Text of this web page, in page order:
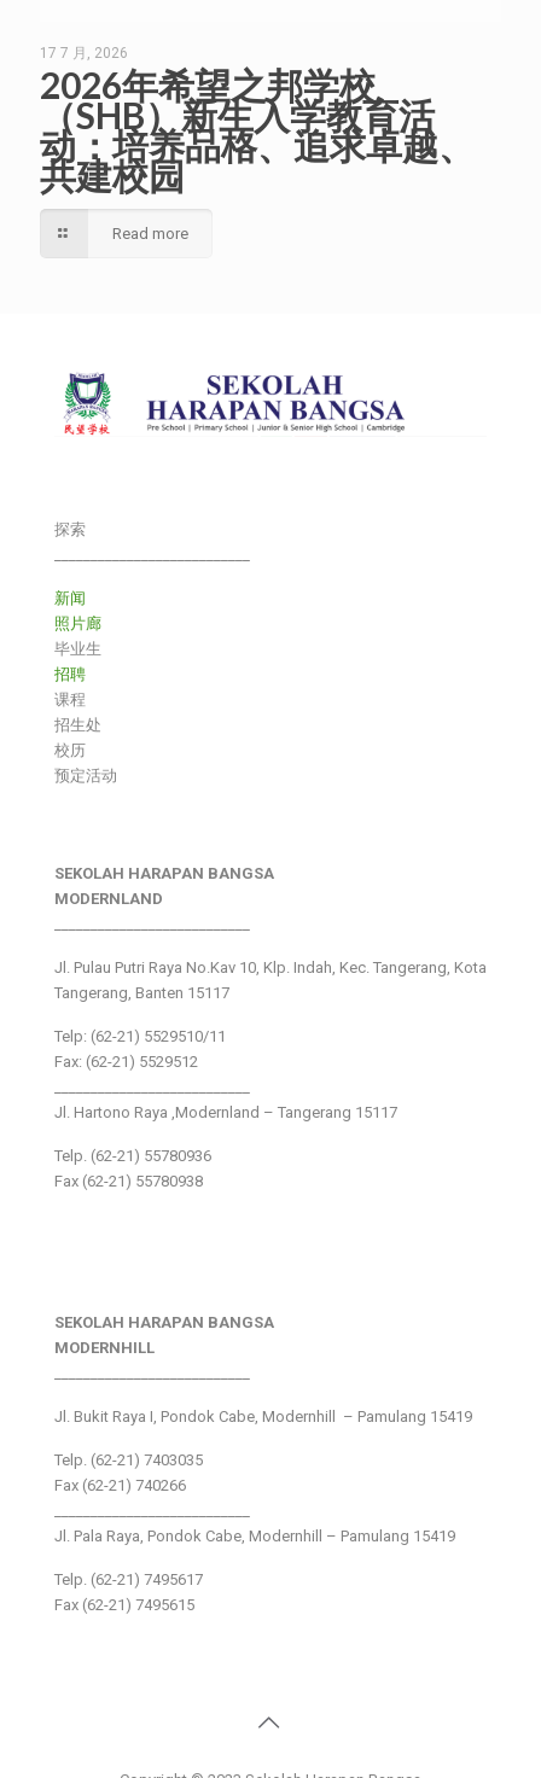
17 7 月, 2026
2026年希望之邦学校
（SHB）新生入学教育活
动：培养品格、追求卓越、
共建校园
Read more
探索
新闻
照片廊
毕业生
招聘
课程
招生处
校历
预定活动
SEKOLAH HARAPAN BANGSA
MODERNLAND
Jl. Pulau Putri Raya No.Kav 10, Klp. Indah, Kec. Tangerang, Kota
Tangerang, Banten 15117
Telp: (62-21) 5529510/11
Fax: (62-21) 5529512
Jl. Hartono Raya ,Modernland – Tangerang 15117
Telp. (62-21) 55780936
Fax (62-21) 55780938
SEKOLAH HARAPAN BANGSA
MODERNHILL
Jl. Bukit Raya I, Pondok Cabe, Modernhill – Pamulang 15419
Telp. (62-21) 7403035
Fax (62-21) 740266
Jl. Pala Raya, Pondok Cabe, Modernhill – Pamulang 15419
Telp. (62-21) 7495617
Fax (62-21) 7495615